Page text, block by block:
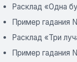
Расклад «Одна
Пример гадания
Расклад «Три
Пример гадания